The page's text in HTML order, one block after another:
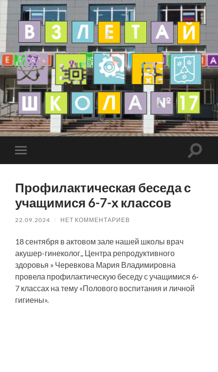
Профилактическая беседа с
учащимися 6-7-х классов
22.09.2024 / НЕТ КОММЕНТАРИЕВ
18 сентября в актовом зале нашей школы врач
акушер-гинеколог,, Центра репродуктивного
здоровья » Черевкова Мария Владимировна
провела профилактическую беседу с учащимися 6-
7 классах на тему «Полового воспитания и личной
гигиены».